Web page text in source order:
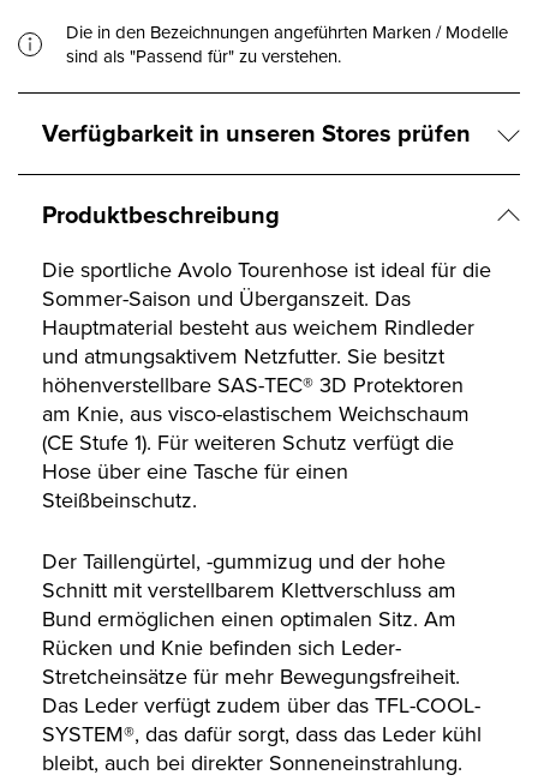
Die in den Bezeichnungen angeführten Marken / Modelle
sind als "Passend für" zu verstehen.
Verfügbarkeit in unseren Stores prüfen
Produktbeschreibung
Die sportliche Avolo Tourenhose ist ideal für die
Sommer-Saison und Überganszeit. Das
Hauptmaterial besteht aus weichem Rindleder
und atmungsaktivem Netzfutter. Sie besitzt
höhenverstellbare SAS-TEC® 3D Protektoren
am Knie, aus visco-elastischem Weichschaum
(CE Stufe 1). Für weiteren Schutz verfügt die
Hose über eine Tasche für einen
Steißbeinschutz.
Der Taillengürtel, -gummizug und der hohe
Schnitt mit verstellbarem Klettverschluss am
Bund ermöglichen einen optimalen Sitz. Am
Rücken und Knie befinden sich Leder-
Stretcheinsätze für mehr Bewegungsfreiheit.
Das Leder verfügt zudem über das TFL-COOL-
SYSTEM®, das dafür sorgt, dass das Leder kühl
bleibt, auch bei direkter Sonneneinstrahlung.